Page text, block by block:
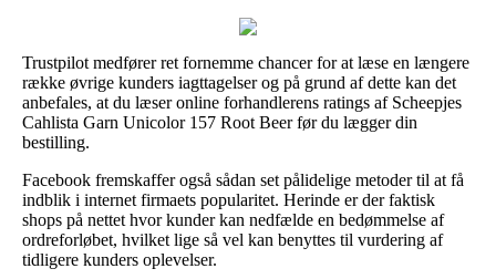
Trustpilot medfører ret fornemme chancer for at læse en længere
række øvrige kunders iagttagelser og på grund af dette kan det
anbefales, at du læser online forhandlerens ratings af Scheepjes
Cahlista Garn Unicolor 157 Root Beer før du lægger din
bestilling.
Facebook fremskaffer også sådan set pålidelige metoder til at få
indblik i internet firmaets popularitet. Herinde er der faktisk
shops på nettet hvor kunder kan nedfælde en bedømmelse af
ordreforløbet, hvilket lige så vel kan benyttes til vurdering af
tidligere kunders oplevelser.